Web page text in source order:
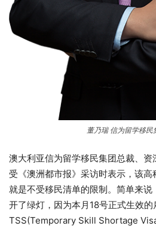
董乃瑞 信为留学移民
澳大利亚信为留学移民集团总裁、
受《澳洲都市报》采访时表示，该
就是不受移民清单的限制。简单来
开了绿灯，因为本月18号正式生效的
TSS(Temporary Skill Shortage